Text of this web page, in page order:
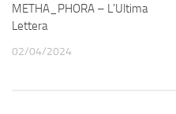
METHA_PHORA – L’Ultima
Lettera
02/04/2024